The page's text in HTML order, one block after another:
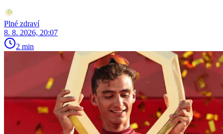
Plné zdraví
8. 8. 2026, 20:07
2 min